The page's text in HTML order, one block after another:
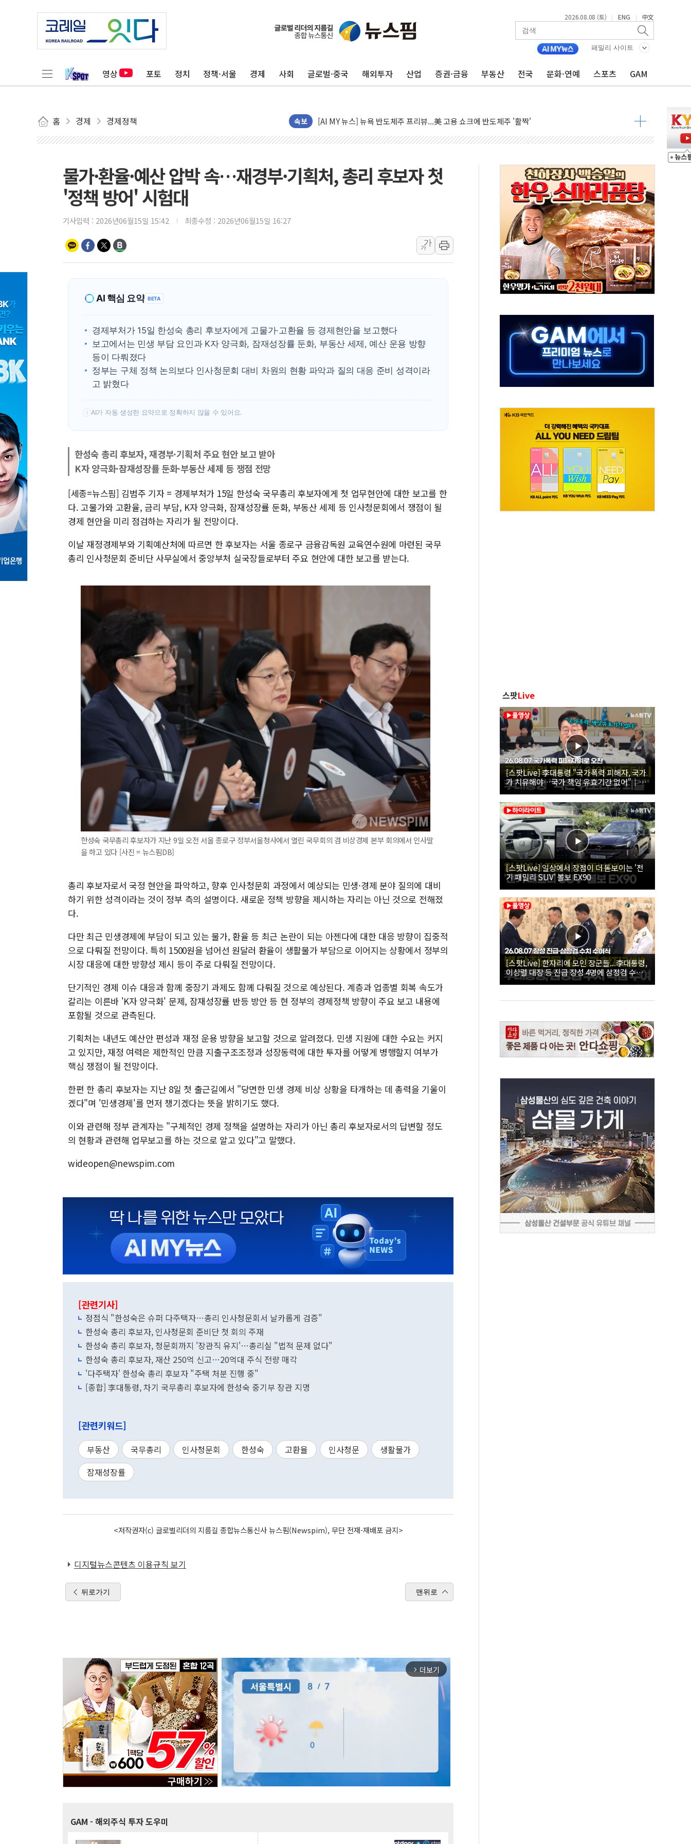
2026.08.08 (토) | ENG | 中文
패밀리 사이트
영상 포토 정치 정책·서울 경제 사회 글로벌·중국 해외투자 산업 증권·금융 부동산 전국 문화·연예 스포츠 GAM
홈 경제 경제정책 속보
[종합] 이슬람 수니파 3국, '공동방위협정' 체결… 이스라엘·이란 위협에 맞설 자체 억지력 강화
트럼프, 백신·자폐증 행정명령 검토…"이르면 다음 주"
이란 핵심 원유 수출항 '하르그섬', 최근 1주일 이상 '올스톱'… 美 해상봉쇄 영향
美 고용 쇼크에 엔화 장중 급등…시장은 "또 개입했나" 촉각
뉴욕증시 프리뷰, 美 고용 쇼크에 금리 인상 우려 후퇴…나스닥 선물 1%대 상승
[종합] 美 7월 고용 2만3000명 감소 '쇼크'…9월 금리 인상 기대 후퇴
뉴욕증시 개장 전 특징주...아틀라시안·클라우드플레어·태양광주↑ VS 트레이드데스크·웬디스↓
보훈부, 미 DPAA와 MOU… "6·25 미군 실종자 7359명 끝까지 찾겠다"
李 "해남 태양광, 대한민국 다음 100년 밑거름…수도권 집중 완화 전환점"
李 대통령, '6시간 마라톤 부동산 2차 회의' 주재… "전폭적 공급 확대·속도전 총력"
트럼프, 中 겨냥 폴리실리콘 관세 15% 부과…美 태양광주 급등
이란와이어 "이란 최고지도자 위독…곧 사망해도 놀랍지 않아"
물가·환율·예산 압박 속…재경부·기획처, 총리 후보자 첫
'정책 방어' 시험대
기사입력 : 2026년06월15일 15:42 최종수정 : 2026년06월15일 16:27
가
가
AI 핵심 요약 BETA
경제부처가 15일 한성숙 총리 후보자에게 고물가·고환율 등 경제현안을 보고했다
보고에서는 민생 부담 요인과 K자 양극화, 잠재성장률 둔화, 부동산 세제, 예산 운용 방향
등이 다뤄졌다
정부는 구체 정책 논의보다 인사청문회 대비 차원의 현황 파악과 질의 대응 준비 성격이라
고 밝혔다
! AI가 자동 생성한 요약으로 정확하지 않을 수 있어요.
한성숙 총리 후보자, 재경부·기획처 주요 현안 보고 받아
K자 양극화·잠재성장률 둔화·부동산 세제 등 쟁점 전망
[세종=뉴스핌] 김범주 기자 = 경제부처가 15일 한성숙 국무총리 후보자에게 첫 업무현안에 대한 보고를 한
다. 고물가와 고환율, 금리 부담, K자 양극화, 잠재성장률 둔화, 부동산 세제 등 인사청문회에서 쟁점이 될
경제 현안을 미리 점검하는 자리가 될 전망이다.
이날 재정경제부와 기획예산처에 따르면 한 후보자는 서울 종로구 금융감독원 교육연수원에 마련된 국무
총리 인사청문회 준비단 사무실에서 중앙부처 실국장들로부터 주요 현안에 대한 보고를 받는다.
한성숙 국무총리 후보자가 지난 9일 오전 서울 종로구 정부서울청사에서 열린 국무회의 겸 비상경제 본부 회의에서 인사말
을 하고 있다 [사진 = 뉴스핌DB]
총리 후보자로서 국정 현안을 파악하고, 향후 인사청문회 과정에서 예상되는 민생·경제 분야 질의에 대비
하기 위한 성격이라는 것이 정부 측의 설명이다. 새로운 정책 방향을 제시하는 자리는 아닌 것으로 전해졌
다.
다만 최근 민생경제에 부담이 되고 있는 물가, 환율 등 최근 논란이 되는 아젠다에 대한 대응 방향이 집중적
으로 다뤄질 전망이다. 특히 1500원을 넘어선 원달러 환율이 생활물가 부담으로 이어지는 상황에서 정부의
시장 대응에 대한 방향성 제시 등이 주로 다뤄질 전망이다.
단기적인 경제 이슈 대응과 함께 중장기 과제도 함께 다뤄질 것으로 예상된다. 계층과 업종별 회복 속도가
갈리는 이른바 'K자 양극화' 문제, 잠재성장률 반등 방안 등 현 정부의 경제정책 방향이 주요 보고 내용에
포함될 것으로 관측된다.
기획처는 내년도 예산안 편성과 재정 운용 방향을 보고할 것으로 알려졌다. 민생 지원에 대한 수요는 커지
고 있지만, 재정 여력은 제한적인 만큼 지출구조조정과 성장동력에 대한 투자를 어떻게 병행할지 여부가
핵심 쟁점이 될 전망이다.
한편 한 총리 후보자는 지난 8일 첫 출근길에서 "당면한 민생 경제 비상 상황을 타개하는 데 총력을 기울이
겠다"며 '민생경제'를 먼저 챙기겠다는 뜻을 밝히기도 했다.
이와 관련해 정부 관계자는 "구체적인 경제 정책을 설명하는 자리가 아닌 총리 후보자로서의 답변할 정도
의 현황과 관련해 업무보고를 하는 것으로 알고 있다"고 말했다.
wideopen@newspim.com
[관련기사]
정점식 "한성숙은 슈퍼 다주택자…총리 인사청문회서 날카롭게 검증"
한성숙 총리 후보자, 인사청문회 준비단 첫 회의 주재
한성숙 총리 후보자, 청문회까지 '장관직 유지'…총리실 "법적 문제 없다"
한성숙 총리 후보자, 재산 250억 신고…20억대 주식 전량 매각
'다주택자' 한성숙 총리 후보자 "주택 처분 진행 중"
[종합] 李대통령, 차기 국무총리 후보자에 한성숙 중기부 장관 지명
[관련키워드]
부동산 국무총리 인사청문회 한성숙 고환율 인사청문
생활물가
잠재성장률
<저작권자(c) 글로벌리더의 지름길 종합뉴스통신사 뉴스핌(Newspim), 무단 전재-재배포 금지>
디지털뉴스콘텐츠 이용규칙 보기
뒤로가기 맨위로
arrow_forward_ios 더보기
GAM - 해외주식 투자 도우미
스팟Live
[스팟Live] 李대통령 "국가폭력 피해자, 국가
가 치유해야…국가 책임 유효기간 없어"｜
26.08.07 국가폭력 피해자 위로 오찬
[스팟Live] 일상에서 장점이 더 돋보이는 '전
기 패밀리 SUV' 볼보 EX90
[스팟Live] 한자리에 모인 장군들...李대통령,
이상렬 대장 등 진급 장성 4명에 삼정검 수치
직접 수여｜26.08.07 장성 진급·삼정검 수치